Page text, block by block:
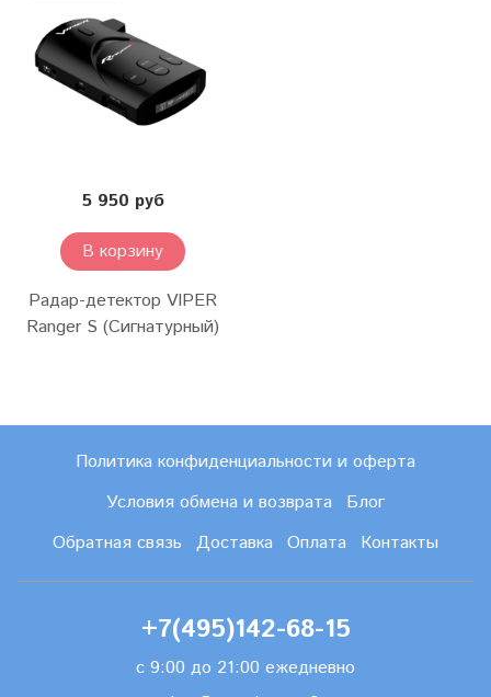
5 950 руб
В корзину
Радар-детектор VIPER
Ranger S (Сигнатурный)
Политика конфиденциальности и оферта
Условия обмена и возврата
Блог
Обратная связь
Доставка Оплата Контакты
+7(495)142-68-15
с 9:00 до 21:00 ежедневно